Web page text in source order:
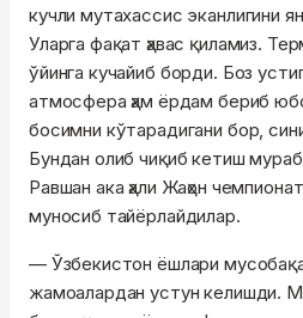
кучли мутахассис эканлигини
Уларга фақат ҳавас қиламиз.
ўйинга кучайиб борди. Боз
атмосфера ҳам ёрдам бериб
босимни кўтарадигани бор,
Бундан олиб чиқиб кетиш
Равшан ака ҳали Жаҳон
муносиб тайёрлайдилар.
— Ўзбекистон ёшлари
жамоалардан устун келишди.